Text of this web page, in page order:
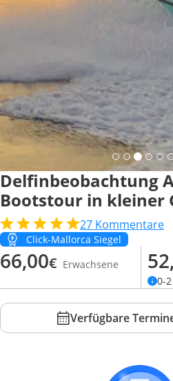
Delfinbeobachtung
Bootstour in kleiner
27 Kommentare
Click-Mallorca Siegel
66,00€ Erwachsene
0-
Verfügbare